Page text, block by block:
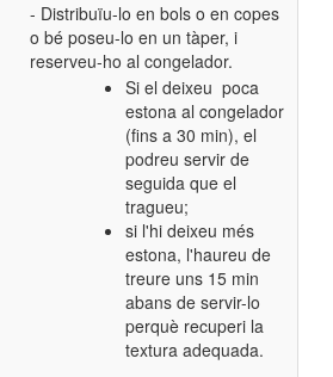
- Distribuïu-lo en bols o en copes
o bé poseu-lo en un tàper, i
reserveu-ho al congelador.
Si el deixeu poca
estona al congelador
(fins a 30 min), el
podreu servir de
seguida que el
tragueu;​
si l'hi deixeu més
estona, l'haureu de
treure uns 15 min
abans de servir-lo
perquè recuperi la
textura adequada.